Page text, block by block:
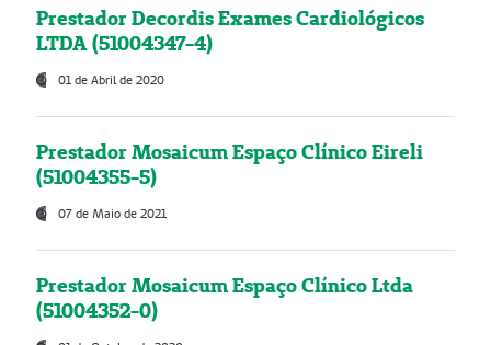
Prestador Decordis Exames Cardiológicos
LTDA (51004347-4)
01 de Abril de 2020
Prestador Mosaicum Espaço Clínico Eireli
(51004355-5)
07 de Maio de 2021
Prestador Mosaicum Espaço Clínico Ltda
(51004352-0)